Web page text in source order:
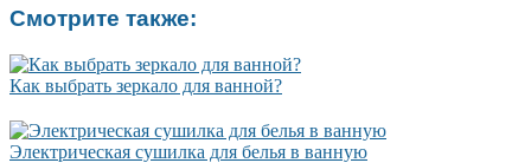
Смотрите также:
Как выбрать зеркало для ванной?
Электрическая сушилка для белья в ванную